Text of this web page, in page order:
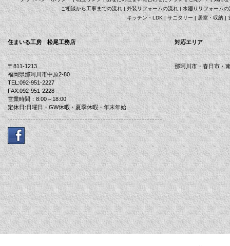
ご相談から工事までの流れ| 外装リフォームの流れ| 水廻りリフォームの
キッチン・LDK |サニタリー |居室・収納 |
住まいる工房 松尾工務店
〒811-1213
福岡県那珂川市中原2-80
TEL:092-951-2227
FAX:092-951-2228
営業時間：8:00～18:00
定休日:日曜日・GW休暇・夏季休暇・年末年始
対応エリア
那珂川市・春日市・